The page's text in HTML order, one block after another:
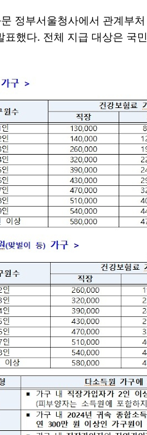
정부서울청사에서 관계부
표했다. 전체 지급 대상은 국